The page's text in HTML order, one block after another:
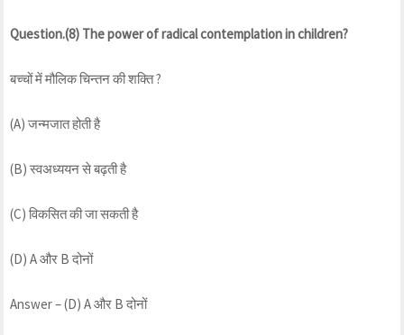
Question.(8) The power of radical contemplation in children?
बच्चों में मौलिक चिन्तन की शक्ति ?
(A) जन्मजात होती है
(B) स्वअध्ययन से बढ़ती है
(C) विकसित की जा सकती है
(D) A और B दोनों
Answer – (D) A और B दोनों